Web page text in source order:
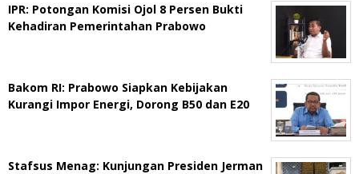
IPR: Potongan Komisi Ojol 8 Persen Bukti
Kehadiran Pemerintahan Prabowo
Bakom RI: Prabowo Siapkan Kebijakan
Kurangi Impor Energi, Dorong B50 dan E20
Stafsus Menag: Kunjungan Presiden Jerman